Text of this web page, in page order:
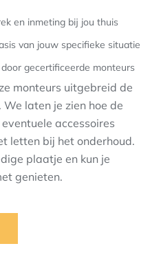
en inmeting bij jou thuis
van jouw specifieke situatie
gecertificeerde monteurs
monteurs uitgebreid de
laten je zien hoe de
accessoires
letten bij het onderhoud.
plaatje en kun je
genieten.